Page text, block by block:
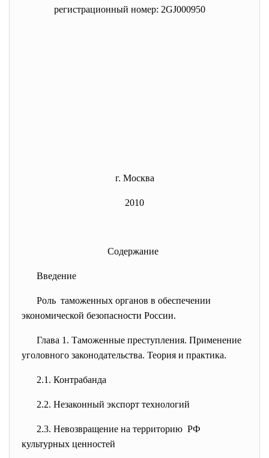
регистрационный номер: 2GJ000950
г. Москва
2010
Содержание
Введение
Роль таможенных органов в обеспечении
экономической безопасности России.
Глава 1. Таможенные преступления. Применение
уголовного законодательства. Теория и практика.
2.1. Контрабанда
2.2. Незаконный экспорт технологий
2.3. Невозвращение на территорию РФ
культурных ценностей